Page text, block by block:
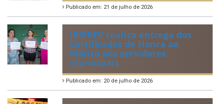
ÚLTIMAS NOTÍCIAS
VIII Conferência Municipal dos
Direitos da Criança e do
Adolescente